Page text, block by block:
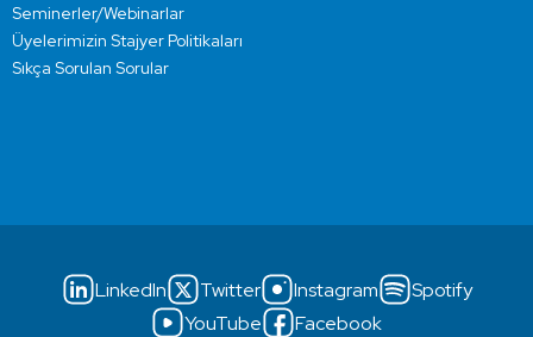
Seminerler/Webinarlar
Üyelerimizin Stajyer Politikaları
Sıkça Sorulan Sorular
LinkedIn Twitter Instagram
Spotify
YouTube
Facebook